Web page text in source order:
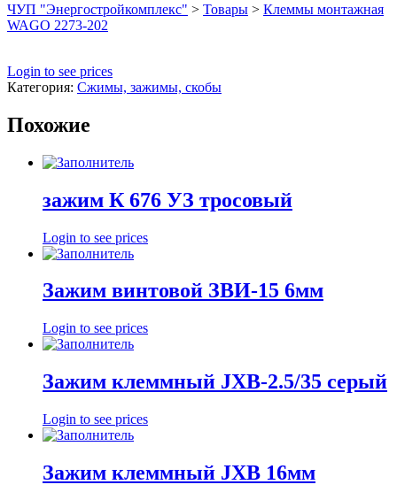
ЧУП "Энергостройкомплекс" > Товары > Клеммы монтажная
WAGO 2273-202
Login to see prices
Категория: Сжимы, зажимы, скобы
Похожие
зажим К 676 УЗ тросовый
Login to see prices
Зажим винтовой ЗВИ-15 6мм
Login to see prices
Зажим клеммный JXB-2.5/35 серый
Login to see prices
Зажим клеммный JXB 16мм